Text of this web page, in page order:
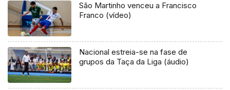
São Martinho venceu a Francisco
Franco (vídeo)
Nacional estreia-se na fase de
grupos da Taça da Liga (áudio)